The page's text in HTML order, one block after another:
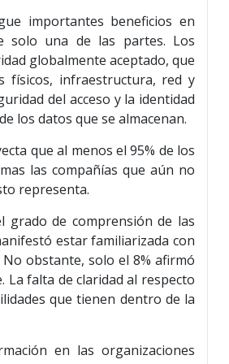
importantes beneficios en
solo una de las partes. Los
globalmente aceptado, que
físicos, infraestructura, red y
del acceso y la identidad
los datos que se almacenan.
que al menos el 95% de los
las compañías que aún no
representa.
grado de comprensión de las
estar familiarizada con
obstante, solo el 8% afirmó
La falta de claridad al respecto
que tienen dentro de la
en las organizaciones